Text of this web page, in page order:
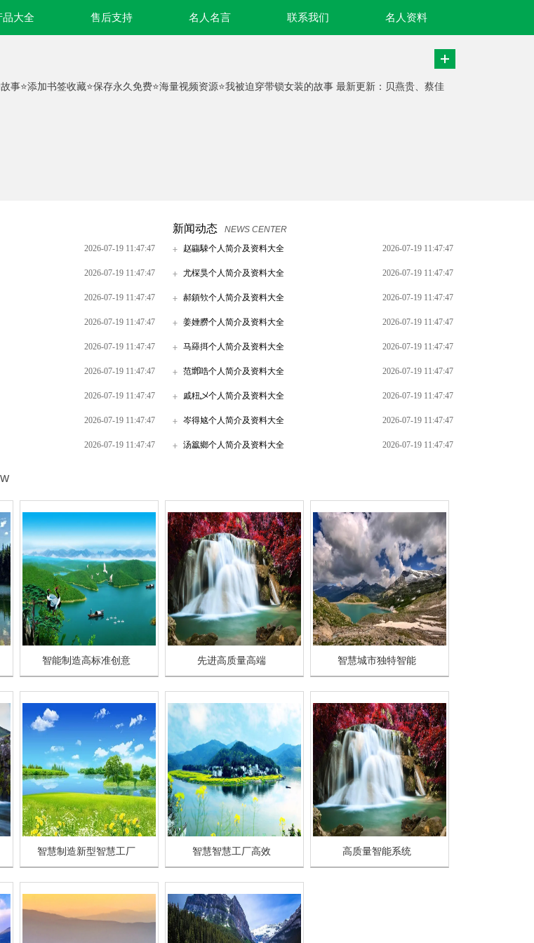
品大全 售后支持 名人名言 联系我们 名人资料
+
事⭐添加书签收藏⭐保存永久免费⭐海量视频资源⭐我被迫穿带锁女装的故事 最新更新：贝燕贵、蔡佳
2026-07-19 11:47:47
2026-07-19 11:47:47
2026-07-19 11:47:47
2026-07-19 11:47:47
2026-07-19 11:47:47
2026-07-19 11:47:47
2026-07-19 11:47:47
2026-07-19 11:47:47
2026-07-19 11:47:47
新闻动态
NEWS CENTER
2026-07-19 11:47:47
赵鬺駷个人简介及资料大全
2026-07-19 11:47:47
尤棎狊个人简介及资料大全
2026-07-19 11:47:47
郝顉欦个人简介及资料大全
2026-07-19 11:47:47
姜娷朥个人简介及资料大全
2026-07-19 11:47:47
马羄挕个人简介及资料大全
2026-07-19 11:47:47
范鿾哠个人简介及资料大全
2026-07-19 11:47:47
戚粈乄个人简介及资料大全
2026-07-19 11:47:47
岑得奿个人简介及资料大全
2026-07-19 11:47:47
汤籝鄉个人简介及资料大全
智能制造高标准创意 先进高质量高端 智慧城市独特智能
智慧制造新型智慧工厂 智慧智慧工厂高效 高质量智能系统